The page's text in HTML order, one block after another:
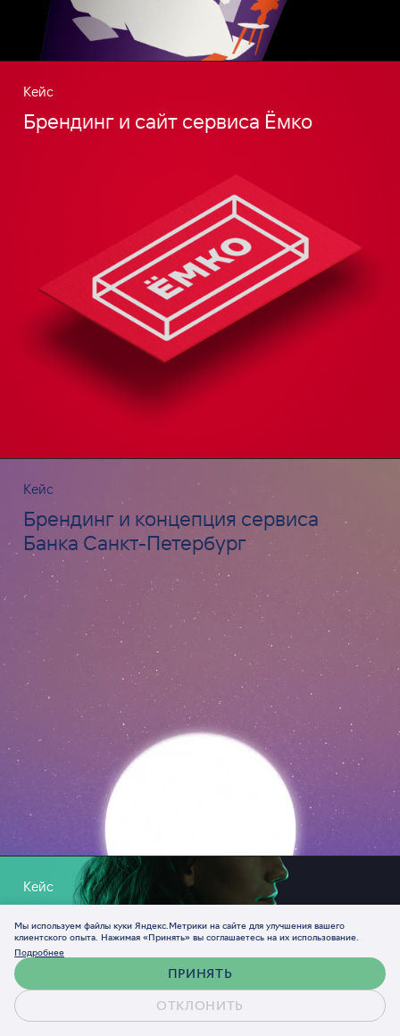
Кейс
Брендинг и сайт сервиса Ёмко
Кейс
Брендинг и концепция сервиса
Банка Санкт-Петербург
Кейс
Концепция рекламной кампании
стажировок Касперского
Мы используем файлы куки Яндекс.Метрики на сайте для улучшения вашего
клиентского опыта. Нажимая «Принять» вы соглашаетесь на их использование.
Подробнее
ПРИНЯТЬ
ОТКЛОНИТЬ